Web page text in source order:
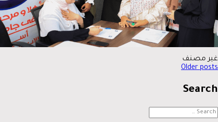
غير مصنف
News
navigation
Older posts
Search
Search
for: